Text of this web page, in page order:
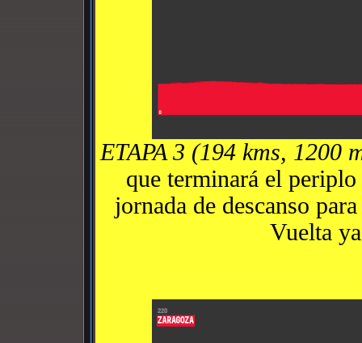
ETAPA 3 (194 kms, 1200
que terminará el periplo
jornada de descanso
Vuelta